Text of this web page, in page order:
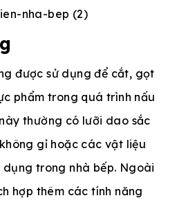
được sử dụng để cắt, gọt
phẩm trong quá trình nấu
này thường có lưỡi dao sắc
gỉ hoặc các vật liệu
trong nhà bếp. Ngoài
hợp thêm các tính năng